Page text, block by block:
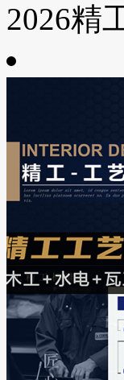
2026精